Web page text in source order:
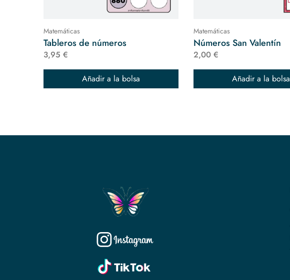
Matemáticas
Tableros de números
3,95 €
Añadir a la bolsa
Matemáticas
Números San Valentín
2,00 €
Añadir a la bolsa